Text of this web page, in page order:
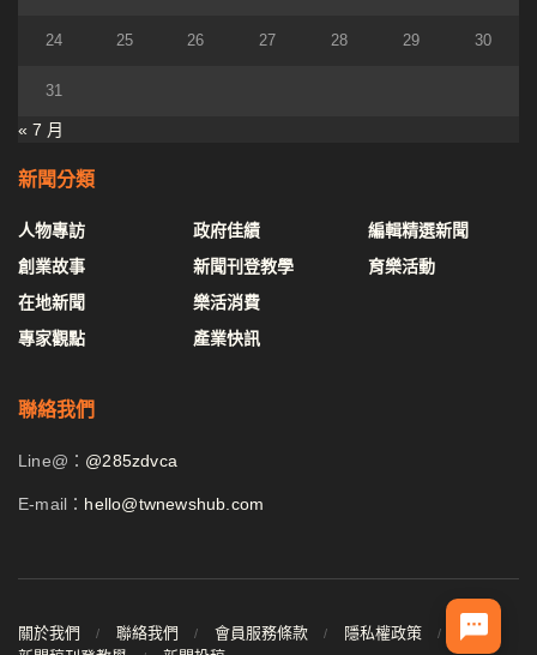
24 25 26 27 28 29 30
31
« 7 月
新聞分類
人物專訪
創業故事
在地新聞
專家觀點
政府佳績
新聞刊登教學
樂活消費
產業快訊
編輯精選新聞
育樂活動
聯絡我們
Line@： @285zdvca
E-mail： hello@twnewshub.com
關於我們 聯絡我們 會員服務條款
隱私權政策